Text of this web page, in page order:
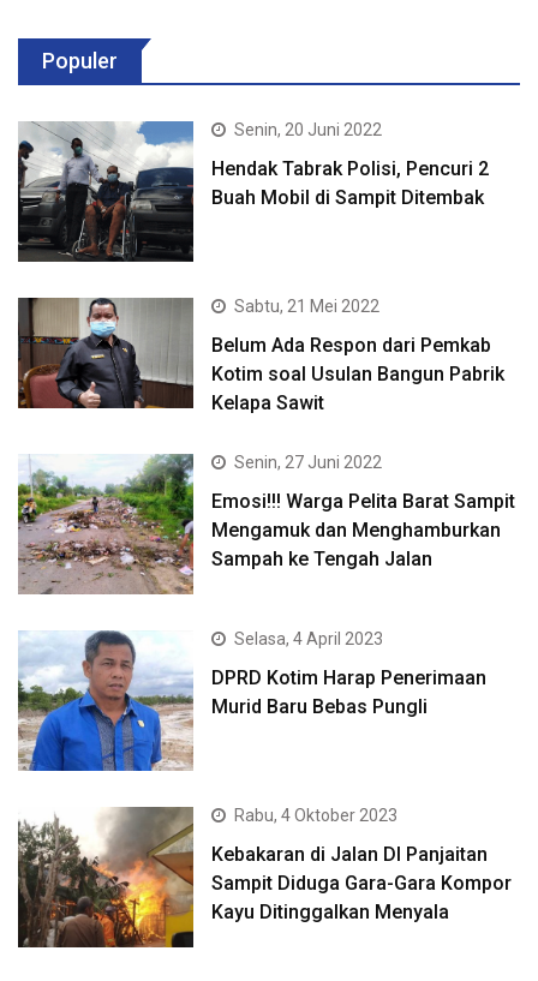
Populer
Senin, 20 Juni 2022
Hendak Tabrak Polisi, Pencuri 2
Buah Mobil di Sampit Ditembak
Sabtu, 21 Mei 2022
Belum Ada Respon dari Pemkab
Kotim soal Usulan Bangun Pabrik
Kelapa Sawit
Senin, 27 Juni 2022
Emosi!!! Warga Pelita Barat Sampit
Mengamuk dan Menghamburkan
Sampah ke Tengah Jalan
Selasa, 4 April 2023
DPRD Kotim Harap Penerimaan
Murid Baru Bebas Pungli
Rabu, 4 Oktober 2023
Kebakaran di Jalan DI Panjaitan
Sampit Diduga Gara-Gara Kompor
Kayu Ditinggalkan Menyala